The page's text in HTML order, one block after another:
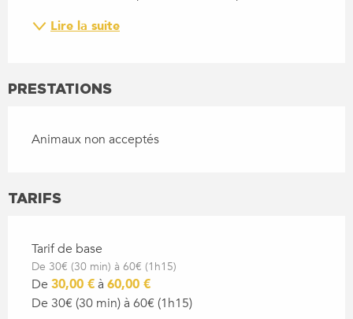
Lire la suite
PRESTATIONS
Animaux non acceptés
TARIFS
Tarif de base
De 30€ (30 min) à 60€ (1h15)
De 30,00 €à 60,00 €
De 30€ (30 min) à 60€ (1h15)